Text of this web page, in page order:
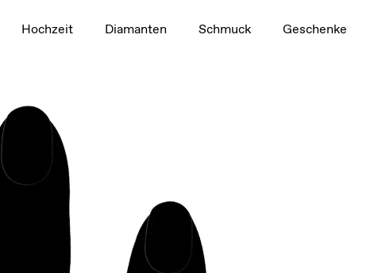
Hochzeit Diamanten Schmuck Geschenke